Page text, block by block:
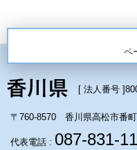
ペ
[ 法人番号 ]
〒760-8570 香川県高松市番
代表電話 : 087-831-